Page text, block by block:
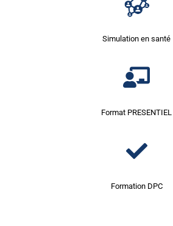
Simulation en santé
Format PRESENTIEL
Formation DPC